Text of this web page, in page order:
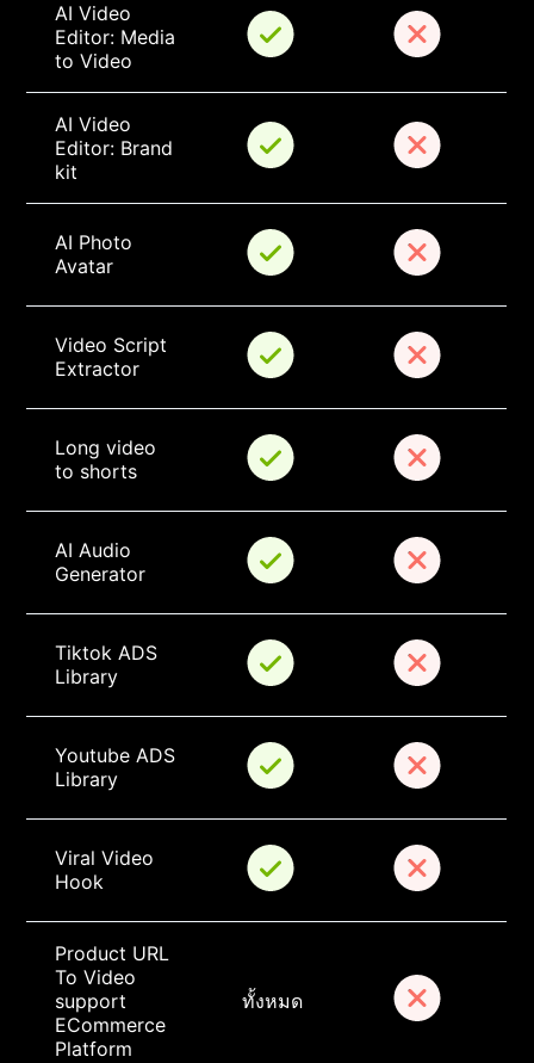
AI Video
Editor: Media
to Video
AI Video
Editor: Brand
kit
AI Photo
Avatar
Video Script
Extractor
Long video
to shorts
AI Audio
Generator
Tiktok ADS
Library
Youtube ADS
Library
Viral Video
Hook
Product URL
To Video
support
ECommerce
Platform
ทั้งหมด